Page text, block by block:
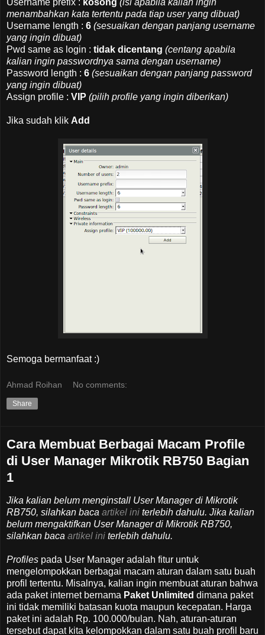
Username prefix : kosong (isi apabila kalian ingin
menambahkan kata tertentu pada tiap user yang dibuat)
Username length : 6 (sesuaikan dengan panjang username
yang ingin dibuat)
Pwd same as login : tidak dicentang (centang apabila
kalian ingin passwordnya sama dengan username)
Password length : 6 (sesuaikan dengan panjang password
yang ingin dibuat)
Assign profile : VIP (pilih profile yang ingin diberikan)
Jika sudah klik Add
Semoga bermanfaat :)
Ahmad Roihan No comments:
Share
Cara Membuat Berbagai Macam Profile
di User Manager Mikrotik RB750 Bagian
1
Jika kalian belum menginstall User Manager di Mikrotik
RB750, silahkan baca artikel ini terlebih dahulu. Jika kalian
belum mengaktifkan User Manager di Mikrotik RB750,
silahkan baca artikel ini terlebih dahulu.
Profiles pada User Manager adalah fitur untuk
mengelompokkan berbagai macam aturan dalam satu buah
profil tertentu. Misalnya, kalian ingin membuat aturan bahwa
ada paket internet bernama Paket Unlimited dimana paket
ini tidak memiliki batasan kuota maupun kecepatan. Harga
paket ini adalah Rp. 100.000/bulan. Nah, aturan-aturan
tersebut dapat kita kelompokkan dalam satu buah profil baru